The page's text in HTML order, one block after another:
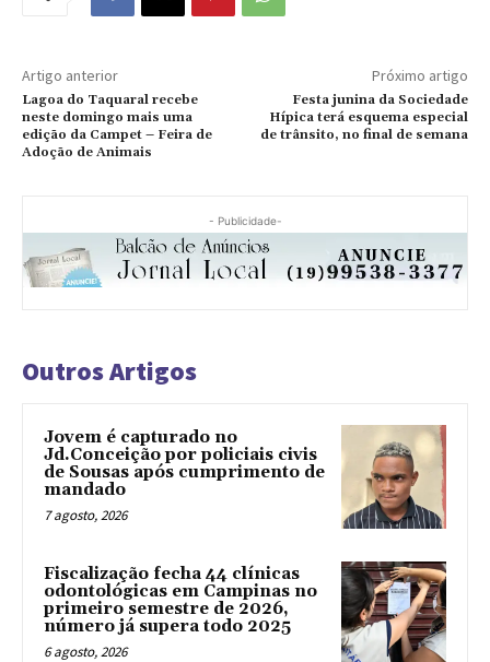
Artigo anterior
Lagoa do Taquaral recebe
neste domingo mais uma
edição da Campet – Feira de
Adoção de Animais
Próximo artigo
Festa junina da Sociedade
Hípica terá esquema especial
de trânsito, no final de semana
- Publicidade-
Outros Artigos
Jovem é capturado no
Jd.Conceição por policiais civis
de Sousas após cumprimento de
mandado
7 agosto, 2026
Fiscalização fecha 44 clínicas
odontológicas em Campinas no
primeiro semestre de 2026,
número já supera todo 2025
6 agosto, 2026